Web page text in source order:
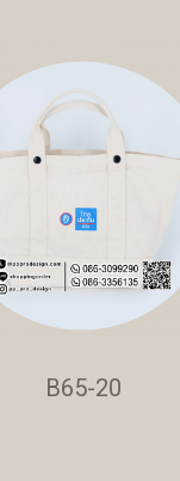
B65-20